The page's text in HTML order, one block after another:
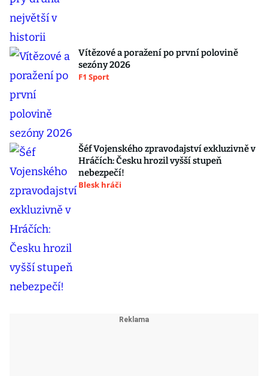
Vítězové a poražení po první polovině
sezóny 2026
F1 Sport
Šéf Vojenského zpravodajství exkluzivně v
Hráčích: Česku hrozil vyšší stupeň
nebezpečí!
Blesk hráči